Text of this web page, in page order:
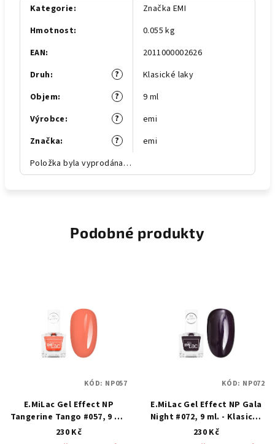
Kategorie:
Značka EMI
Hmotnost:
0.055 kg
EAN:
2011000002626
?
Druh:
Klasické laky
?
Objem:
9 ml
?
Výrobce:
emi
?
Značka:
emi
Položka byla vyprodána…
Podobné produkty
E.MiLac Gel Effect NP
Tangerine Tango #057, 9 ml.
- Klasický lak s gelovým
230 Kč
KÓD: NP057
E.MiLac Gel Effect NP Gala
Night #072, 9 ml. - Klasický
lak s gelovým efektem
230 Kč
KÓD: NP072